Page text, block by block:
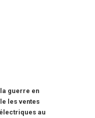
guerre en
les ventes
au